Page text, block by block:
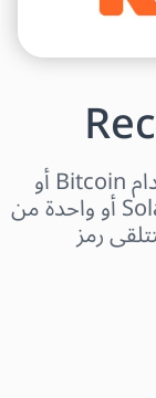
اشترِ بطاقات هدايا Rec Room باستخدام Bitcoin أو
Ethereum أو USDC أو USDT أو Solana أو واحدة من
رمز